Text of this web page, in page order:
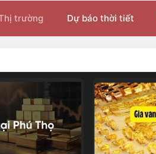
trường Dự báo thời tiết